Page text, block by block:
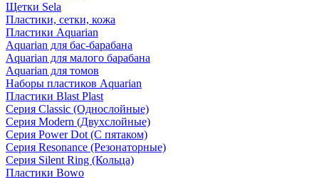
Щетки Sela
Пластики, сетки, кожа
Пластики Aquarian
Aquarian для бас-барабана
Aquarian для малого барабана
Aquarian для томов
Наборы пластиков Aquarian
Пластики Blast Plast
Серия Classic (Однослойные)
Серия Modern (Двухслойные)
Серия Power Dot (С пятаком)
Серия Resonance (Резонаторные)
Серия Silent Ring (Кольца)
Пластики Bowo